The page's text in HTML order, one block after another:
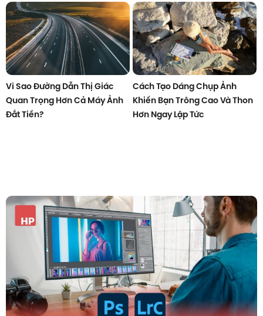
Vì Sao Đường Dẫn Thị Giác
Quan Trọng Hơn Cả Máy Ảnh
Đắt Tiền?
Cách Tạo Dáng Chụp Ảnh
Khiến Bạn Trông Cao Và Thon
Hơn Ngay Lập Tức